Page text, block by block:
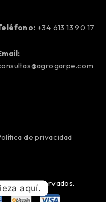
+34 613 13 90 17
de privacidad
reservados.
aquí.